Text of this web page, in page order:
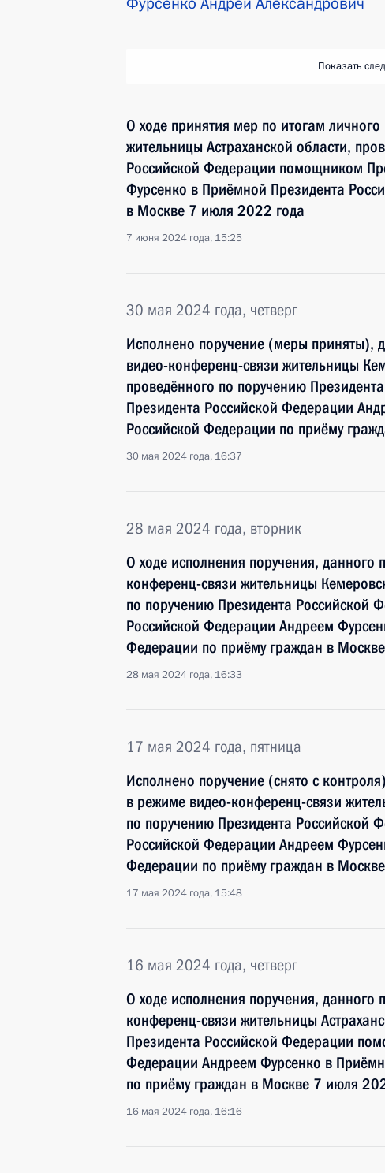
Показать
О ходе принятия мер по итогам
жительницы Астраханской области,
Российской Федерации помощником
Фурсенко в Приёмной Президента
в Москве 7 июля 2022 года
7 июня 2024 года, 15:25
30 мая 2024 года, четверг
Исполнено поручение (меры приняты),
видео-конференц-связи жительницы
проведённого по поручению
Президента Российской Федерации
Российской Федерации по приёму
30 мая 2024 года, 16:37
28 мая 2024 года, вторник
О ходе исполнения поручения,
конференц-связи жительницы
по поручению Президента Российской
Российской Федерации Андреем
Федерации по приёму граждан в
28 мая 2024 года, 16:33
17 мая 2024 года, пятница
Исполнено поручение (снято с
в режиме видео-конференц-связи
по поручению Президента Российской
Российской Федерации Андреем
Федерации по приёму граждан в
17 мая 2024 года, 15:48
16 мая 2024 года, четверг
О ходе исполнения поручения,
конференц-связи жительницы
Президента Российской Федерации
Федерации Андреем Фурсенко в
по приёму граждан в Москве 7 июля
16 мая 2024 года, 16:16